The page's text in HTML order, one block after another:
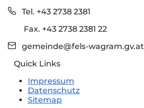
Tel. +43 2738 2381
Fax. +43 2738 2381 22
gemeinde@fels-wagram.gv.at
Quick Links
Impressum
Datenschutz
Sitemap